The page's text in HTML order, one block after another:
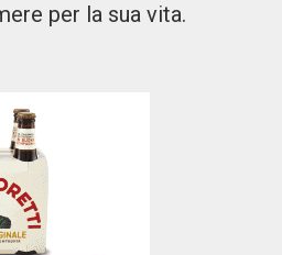
per la sua vita.